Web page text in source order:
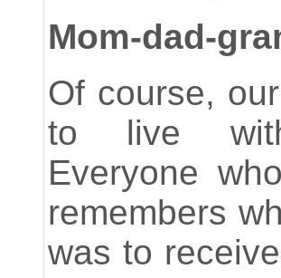
Mom-dad-
Of course,
to live
Everyone
remembers
was to